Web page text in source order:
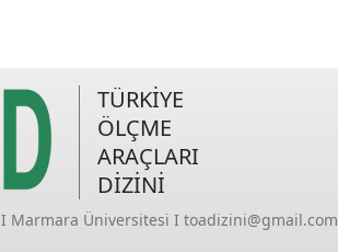
TÜRKİYE
ÖLÇME
ARAÇLARI
DİZİNİ
I Marmara Üniversitesi I toadizini@gmail.com